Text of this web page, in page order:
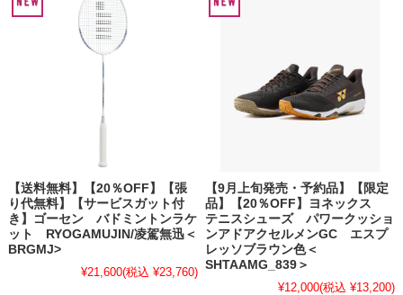
【送料無料】【20％OFF】【張
り代無料】【サービスガット付
き】ゴーセン バドミントンラケ
ット RYOGAMUJIN/凌駕無迅＜
BRGMJ>
¥21,600(税込 ¥23,760)
【9月上旬発売・予約品】【限定
品】【20％OFF】ヨネックス
テニスシューズ パワークッショ
ンアドアクセルメンGC エスプ
レッソブラウン色＜
SHTAAMG_839＞
¥12,000(税込 ¥13,200)